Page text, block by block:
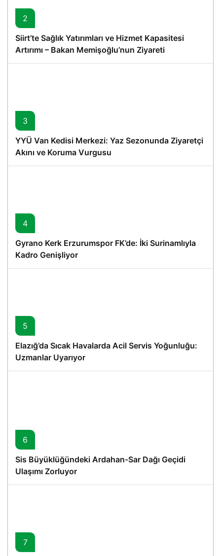
2
Siirt’te Sağlık Yatırımları ve Hizmet Kapasitesi
Artırımı – Bakan Memişoğlu’nun Ziyareti
3
YYÜ Van Kedisi Merkezi: Yaz Sezonunda Ziyaretçi
Akını ve Koruma Vurgusu
4
Gyrano Kerk Erzurumspor FK’de: İki Surinamlıyla
Kadro Genişliyor
5
Elazığ’da Sıcak Havalarda Acil Servis Yoğunluğu:
Uzmanlar Uyarıyor
6
Sis Büyüklüğündeki Ardahan-Sar Dağı Geçidi
Ulaşımı Zorluyor
7